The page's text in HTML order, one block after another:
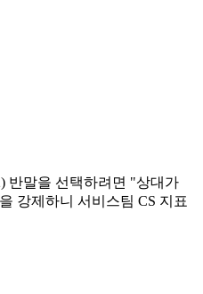
반말을 선택하려면 "상대가
강제하니 서비스팀 CS 지표